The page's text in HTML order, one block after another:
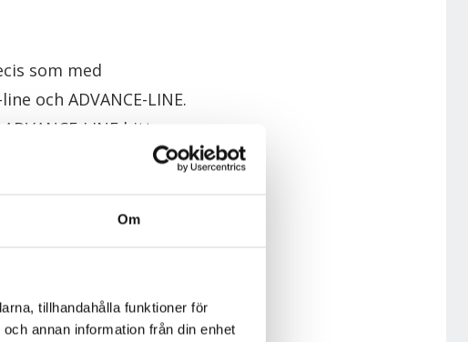
Om
tillhandahålla funktioner för
annan information från din enhet
som med
och ADVANCE-LINE.
LINE hittar
som också
spegeldörrar i fyra
Och Tradition,